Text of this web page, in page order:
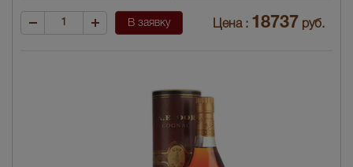
В заявку Цена : 18737 руб.